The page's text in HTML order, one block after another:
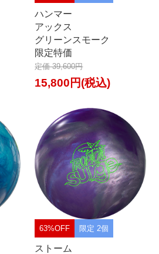
ハンマー
アックス
グリーンスモーク
限定特価
定価 39,600円
15,800円(税込)
63%OFF 限定 2個
ストーム